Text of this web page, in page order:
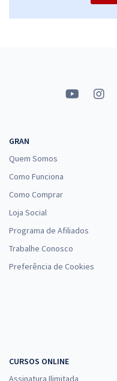
GRAN
Quem Somos
Como Funciona
Como Comprar
Loja Social
Programa de Afiliados
Trabalhe Conosco
Preferência de Cookies
CURSOS ONLINE
Assinatura Ilimitada